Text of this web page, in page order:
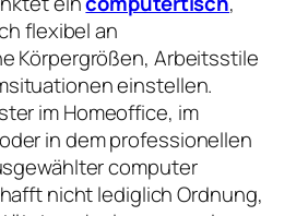
flexibel an
Körpergrößen, Arbeitsstile
einstellen.
im Homeoffice, im
in dem professionellen
computer
nicht lediglich Ordnung,